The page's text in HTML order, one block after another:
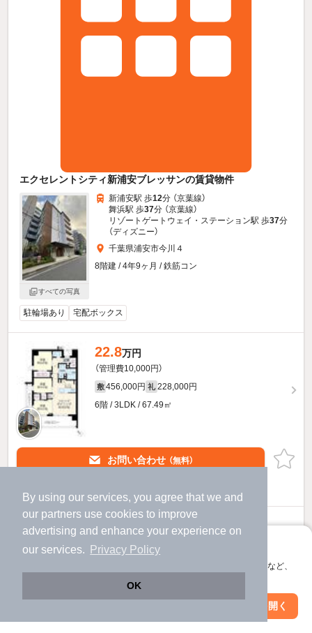
By using our services, you agree that we and
our partners use cookies to improve
advertising and enhance your experience on
our services.
Privacy Policy
OK
アプリに切り替えて、サクサクお部屋探し
会員登録なしですぐ使える。マップ検索やお気に入り保存など、
アプリを開く
エクセレントシティ新浦安ブレッサンの賃貸物件
すべての写真
新浦安駅 歩12分 （京葉線）
舞浜駅 歩37分 （京葉線）
リゾートゲートウェイ・ステーション駅 歩37分
（ディズニー）
千葉県浦安市今川４
8階建 / 4年9ヶ月 / 鉄筋コン
駐輪場あり 宅配ボックス
22.8万円
（管理費10,000円）
敷 456,000円 礼 228,000円
6階 / 3LDK / 67.49㎡
お問い合わせ （無料）
22.8万円
お問い合わせ（無料）
絞り込み条件を変更